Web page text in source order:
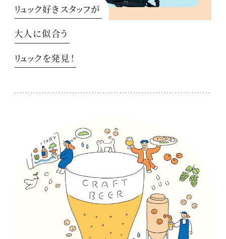
リュック好きスタッフが
大人に似合う
リュックを発見！